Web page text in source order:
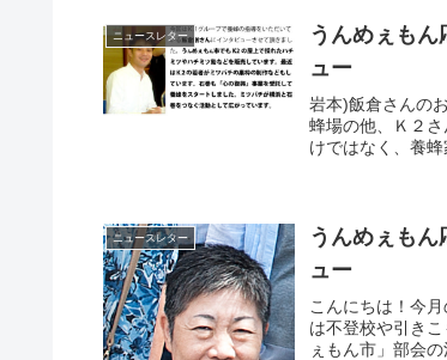
ニュースレター
うんめぇも
ュー
岩本)飯倉さんの
蜂場の他、Ｋ２
けではなく、養
ニュースレター
うんめぇも
ュー
こんにちは！今
は不登校や引き
ぇもん市」部会